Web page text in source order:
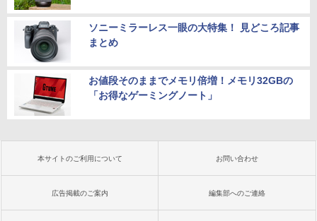
ソニーミラーレス一眼の大特集！ 見どころ記事
まとめ
お値段そのままでメモリ倍増！メモリ32GBの
「お得なゲーミングノート」
本サイトのご利用について お問い合わせ
広告掲載のご案内 編集部へのご連絡